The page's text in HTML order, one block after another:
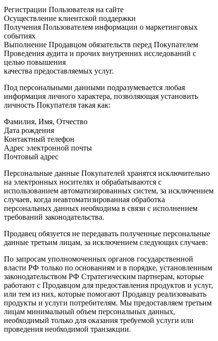
Регистрации Пользователя на сайте
Осуществление клиентской поддержки
Получения Пользователем информации о маркетинговых
событиях
Выполнение Продавцом обязательств перед Покупателем
Проведения аудита и прочих внутренних исследований с
целью повышения
качества предоставляемых услуг.
Под персональными данными подразумевается любая
информация личного характера, позволяющая установить
личность Покупателя такая как:
Фамилия, Имя, Отчество
Дата рождения
Контактный телефон
Адрес электронной почты
Почтовый адрес
Персональные данные Покупателей хранятся исключительно
на электронных носителях и обрабатываются с
использованием автоматизированных систем, за исключением
случаев, когда неавтоматизированная обработка
персональных данных необходима в связи с исполнением
требований законодательства.
Продавец обязуется не передавать полученные персональные
данные третьим лицам, за исключением следующих случаев:
По запросам уполномоченных органов государственной
власти РФ только по основаниям и в порядке, установленным
законодательством РФ Стратегическим партнерам, которые
работают с Продавцом для предоставления продуктов и услуг,
или тем из них, которые помогают Продавцу реализовывать
продукты и услуги потребителям. Мы предоставляем третьим
лицам минимальный объем персональных данных,
необходимый только для оказания требуемой услуги или
проведения необходимой транзакции.